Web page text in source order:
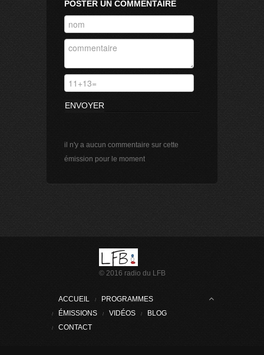
POSTER UN COMMENTAIRE
il n'y a aucun commentaire sur cette
émission pour le moment
© 2016 radio du LFB
ACCUEIL
PROGRAMMES
ÉMISSIONS
VIDÉOS
BLOG
CONTACT